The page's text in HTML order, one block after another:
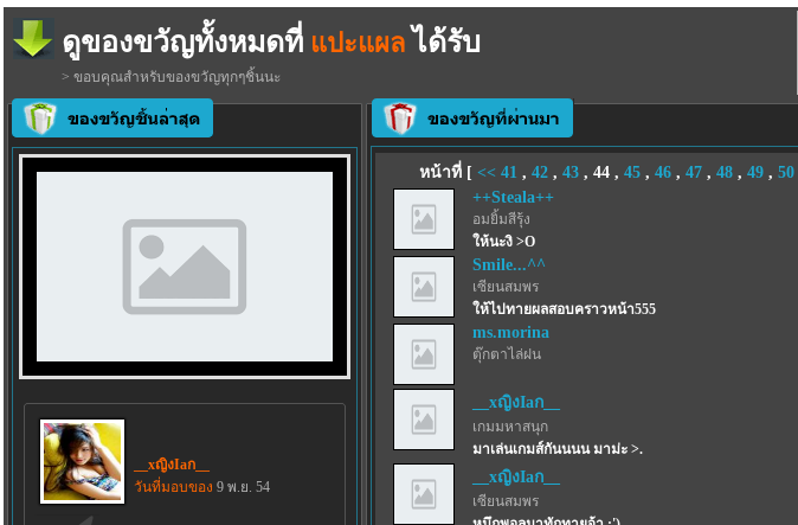
ดูของขวัญทั้งหมดที่ แปะแผล ได้รับ
> ขอบคุณสำหรับของขวัญทุกๆชิ้นนะ
__xญิงIaก__
วันที่มอบของ 9 พ.ย. 54
หน้าที่ [ << 41 , 42, 43, 44, 45, 46, 47, 48, 49, 50
++Steala++
อมยิ้มสีรุ้ง
ให้นะงิ >O
Smile...^^
เซียนสมพร
ให้ไปทายผลสอบคราวหน้า555
ms.morina
ตุ๊กตาไล่ฝน
__xญิงIaก__
เกมมหาสนุก
มาเล่นเกมส์กันนนน มาม่ะ >.
__xญิงIaก__
เซียนสมพร